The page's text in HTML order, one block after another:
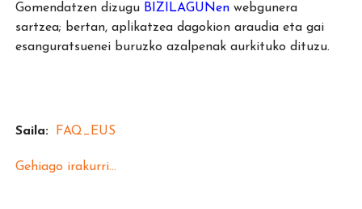
Gomendatzen dizugu BIZILAGUNen webgunera
sartzea; bertan, aplikatzea dagokion araudia eta gai
esanguratsuenei buruzko azalpenak aurkituko dituzu.
Saila: FAQ_EUS
Gehiago irakurri...